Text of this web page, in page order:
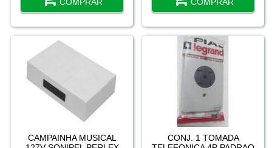
CAMPAINHA MUSICAL
CONJ. 1 TOMADA